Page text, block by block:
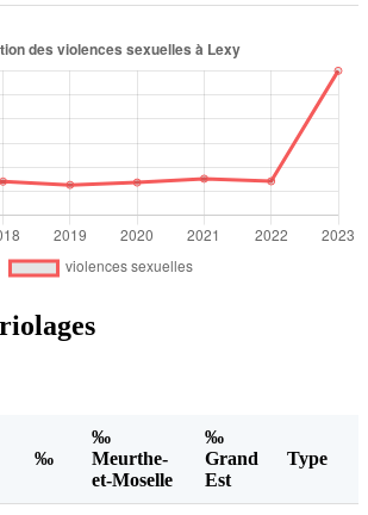
‰
‰
Meurthe-
et-Moselle
‰
Grand
Est
Type